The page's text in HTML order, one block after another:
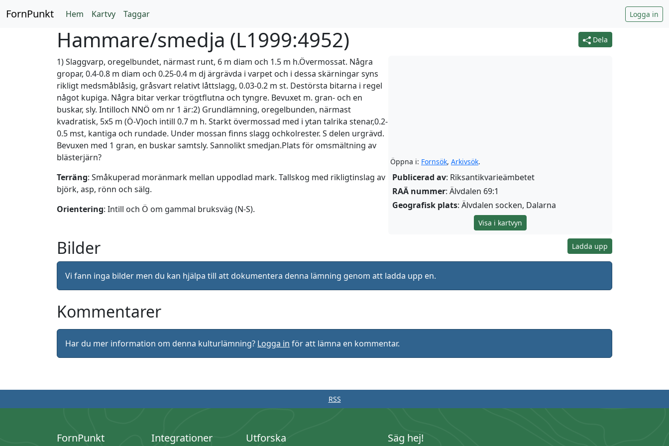
FornPunkt Hem Kartvy Taggar Logga in
Dela
Hammare/smedja (L1999:4952)
Öppna i: Fornsök, Arkivsök.
Publicerad av: Riksantikvarieämbetet
RAÄ nummer: Älvdalen 69:1
Geografisk plats: Älvdalen socken, Dalarna
Visa i kartvyn
1) Slaggvarp, oregelbundet, närmast runt, 6 m diam och 1.5 m h.Övermossat. Några
gropar, 0.4-0.8 m diam och 0.25-0.4 m dj ärgrävda i varpet och i dessa skärningar syns
rikligt medsmåblåsig, gråsvart relativt låttslagg, 0.03-0.2 m st. Destörsta bitarna i regel
något kupiga. Några bitar verkar trögtflutna och tyngre. Bevuxet m. gran- och en
buskar, sly. Intilloch NNÖ om nr 1 är:2) Grundlämning, oregelbunden, närmast
kvadratisk, 5x5 m (Ö-V)och intill 0.7 m h. Starkt övermossad med i ytan talrika stenar,0.2-
0.5 mst, kantiga och rundade. Under mossan finns slagg ochkolrester. S delen urgrävd.
Bevuxen med 1 gran, en buskar samtsly. Sannolikt smedjan.Plats för omsmältning av
blästerjärn?
Terräng: Småkuperad moränmark mellan uppodlad mark. Tallskog med rikligtinslag av
björk, asp, rönn och sälg.
Orientering: Intill och Ö om gammal bruksväg (N-S).
Ladda upp
Bilder
Vi fann inga bilder men du kan hjälpa till att dokumentera denna lämning genom att ladda upp en.
Kommentarer
Har du mer information om denna kulturlämning? Logga in för att lämna en kommentar.
RSS
FornPunkt Integrationer Utforska Säg hej!